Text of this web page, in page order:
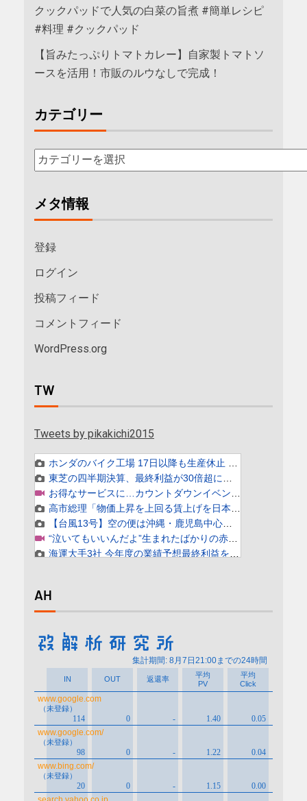
クックパッドで人気の白菜の旨煮 #簡単レシピ
#料理 #クックパッド
【旨みたっぷりトマトカレー】自家製トマトソ
ースを活用！市販のルウなしで完成！
カテゴリー
メタ情報
登録
ログイン
投稿フィード
コメントフィード
WordPress.org
TW
Tweets by pikakichi2015
AH